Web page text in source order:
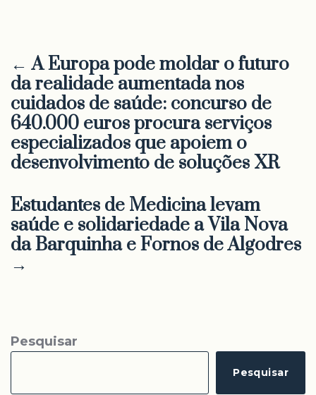
← A Europa pode moldar o futuro
da realidade aumentada nos
cuidados de saúde: concurso de
640.000 euros procura serviços
especializados que apoiem o
desenvolvimento de soluções XR
Estudantes de Medicina levam
saúde e solidariedade a Vila Nova
da Barquinha e Fornos de Algodres
→
Pesquisar
Pesquisar